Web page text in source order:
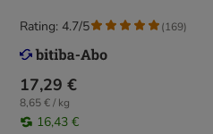
17,29 €
8,65 € / kg
16,43 €
Rating: 4.7/5 (169)